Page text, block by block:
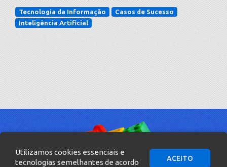
Tecnologia da Informação
Casos de Sucesso
Inteligência Artificial
Utilizamos cookies essenciais e
tecnologias semelhantes de acordo
ACEITO